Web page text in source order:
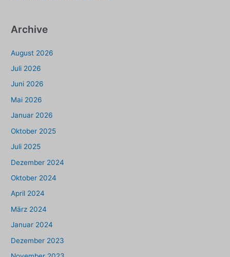
Archive
August 2026
Juli 2026
Juni 2026
Mai 2026
Januar 2026
Oktober 2025
Juli 2025
Dezember 2024
Oktober 2024
April 2024
März 2024
Januar 2024
Dezember 2023